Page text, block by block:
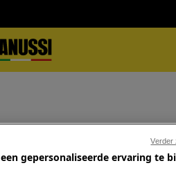
gepersonaliseerde ervaring te
Verder